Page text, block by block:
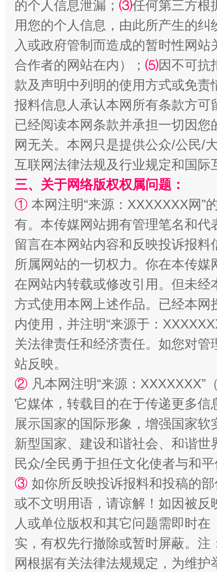
揭批美国五大"原罪" "炒
解纷+调解+退费，一次搞定
站台名比不上好声名
漫山遍野的桃花与雪山、麦地、白藏房 除
的个人信息泄漏； ⑶任何第三方根
用您的个人信息，由此所产生的纠
入或政府管制而造成的暂时性网
合作者的网站在内）； ⑸因不可抗
款及声明中列明的使用方式或免责
报料信息人承认本网所有条款方
已经阅读本网条款并承担一切因
网无关。本网只是提供公众/公民/
互联网法律法规及行业规定和国
三、关于网络版权权属问题：
① 本网注明“来源：XXXXXXX网”
有。本传媒网站拥有管理笔名和
留言在本网站内容和反映投诉报
所属网站的一切权力。你在本传
在网站内转载或修改引用。但未
方式使用本网上述作品。已经本
内使用，并注明“来源于：
关法律责任和经济责任。如您对
站反映。
② 凡本网注明“来源：
它媒体，转载目的在于传递更多
展示国家的国际形象，增强国家
新型国家、建设和谐社会、和谐
民众/全民勇于担任文化使者与和
③ 如你所反映投诉报料和投稿的
或不文明用语，请谅解！如因被
人或单位版权和其它问题需即时在
实，有权先行撤除或暂时屏蔽。
网根据有关法律法规规定，为维